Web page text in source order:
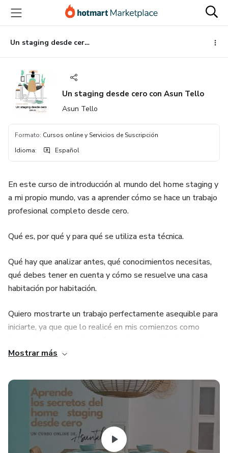
principal
página
de
página
Un staging desde cero con Asun Tello
Un staging desde cero con Asun Tello
Asun Tello
Formato: Cursos online y Servicios de Suscripción
Idioma: Español
En este curso de introducción al mundo del home staging y
a mi propio mundo, vas a aprender cómo se hace un trabajo
profesional completo desde cero.
Qué es, por qué y para qué se utiliza esta técnica.
Qué hay que analizar antes, qué conocimientos necesitas,
qué debes tener en cuenta y cómo se resuelve una casa
habitación por habitación.
Quiero mostrarte un trabajo perfectamente asequible para
iniciarte, ya que que lo realicé en mis comienzos como
que vas a poder descubrir todo el proceso de mi trabajo de
Voy a compartir contigo mi propio método, visión y manera
de hacer las cosas, para que puedas aplicarlo en tus
proyectos desde el primer día.
¡Vamos allá!
Mostrar más